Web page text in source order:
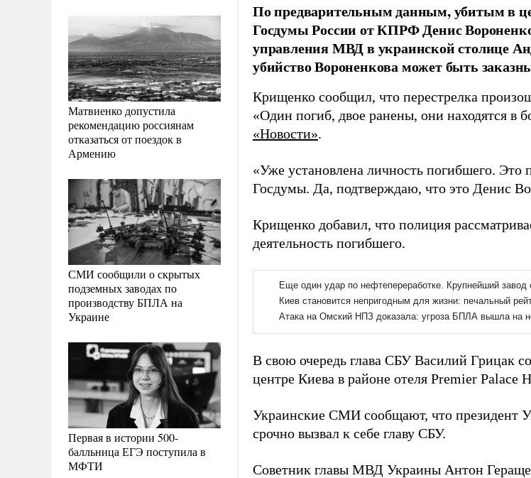
Матвиенко допустила
рекомендацию россиянам
отказаться от поездок в
Армению
СМИ сообщили о скрытых
подземных заводах по
производству БПЛА на
Украине
Первая в истории 500-
балльница ЕГЭ поступила в
МФТИ
По предварительным данным, убитым в
Госдумы России от КПРФ Денис
управления МВД в украинской столице
убийство Вороненкова может быть
Крищенко сообщил, что перестрелка
«Один погиб, двое ранены, они находятся в
«Новости».
«Уже установлена личность погибшего.
Госдумы. Да, подтверждаю, что это Денис
Крищенко добавил, что полиция
деятельность погибшего.
В свою очередь глава СБУ Василий Грицак
центре Киева в районе отеля Premier Palace
Украинские СМИ сообщают, что президент
срочно вызвал к себе главу СБУ.
Советник главы МВД Украины Антон